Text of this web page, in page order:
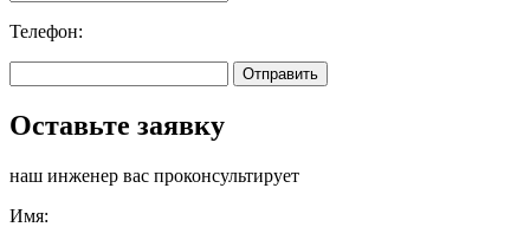
Телефон:
Отправить
Оставьте заявку
наш инженер вас проконсультирует
Имя: